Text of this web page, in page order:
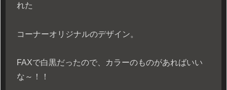
れた
コーナーオリジナルのデザイン。
FAXで白黒だったので、カラーのものがあればいい
な～！！